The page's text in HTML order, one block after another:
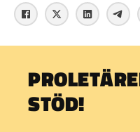
STÖD!